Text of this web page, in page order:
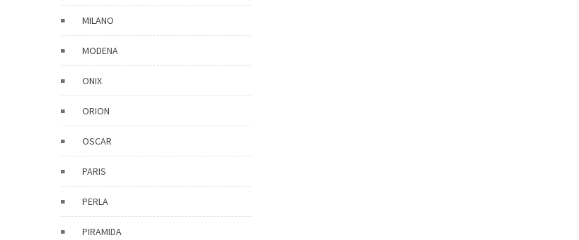
MILANO
MODENA
ONIX
ORION
OSCAR
PARIS
PERLA
PIRAMIDA